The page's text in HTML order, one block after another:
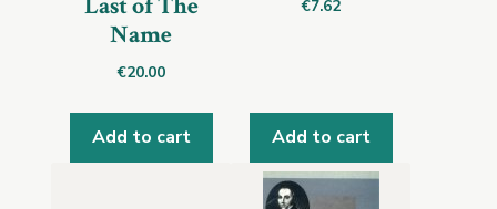
Name
€20.00
Add to cart
€7.62
Add to cart